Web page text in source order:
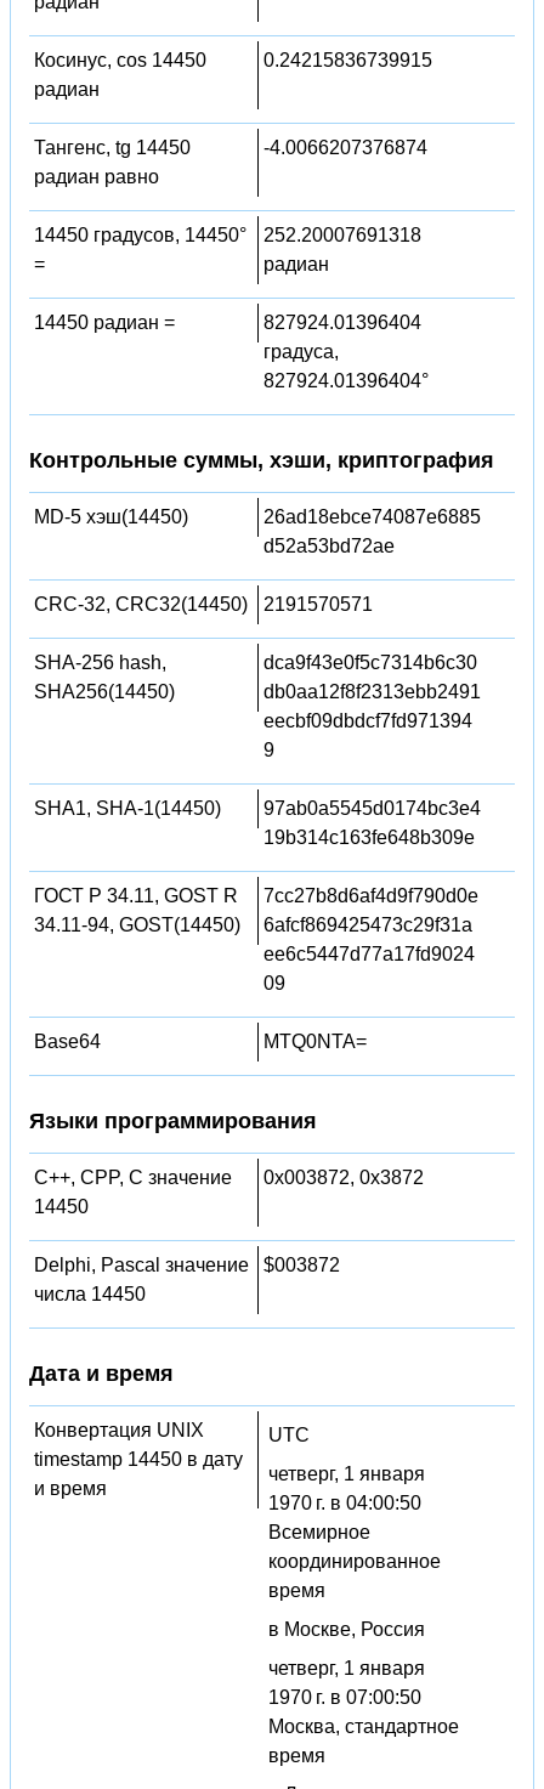
Косинус, cos 14450
радиан
0.24215836739915
Тангенс, tg 14450
радиан равно
-4.0066207376874
14450 градусов, 14450°
=
252.20007691318
радиан
14450 радиан =
827924.01396404
градуса,
827924.01396404°
Контрольные суммы, хэши, криптография
MD-5 хэш(14450)
26ad18ebce74087e6885
d52a53bd72ae
CRC-32, CRC32(14450) 2191570571
SHA-256 hash,
SHA256(14450)
dca9f43e0f5c7314b6c30
db0aa12f8f2313ebb2491
eecbf09dbdcf7fd971394
9
SHA1, SHA-1(14450)
97ab0a5545d0174bc3e4
19b314c163fe648b309e
ГОСТ Р 34.11, GOST R
34.11-94, GOST(14450)
7cc27b8d6af4d9f790d0e
6afcf869425473c29f31a
ee6c5447d77a17fd9024
09
Base64 MTQ0NTA=
Языки программирования
C++, CPP, C значение
14450
0x003872, 0x3872
Delphi, Pascal значение
числа 14450
$003872
Дата и время
Конвертация UNIX
timestamp 14450 в дату
и время
UTC
четверг, 1 января
1970 г. в 04:00:50
Всемирное
координированное
время
в Москве, Россия
четверг, 1 января
1970 г. в 07:00:50
Москва, стандартное
время